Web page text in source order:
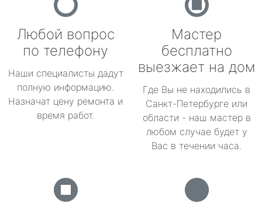
Любой вопрос
по телефону
Наши специалисты дадут
полную информацию.
Назначат цену ремонта и
время работ.
Мастер
бесплатно
выезжает на дом
Где Вы не находились в
Санкт-Петербурге или
области - наш мастер в
любом случае будет у
Вас в течении часа.